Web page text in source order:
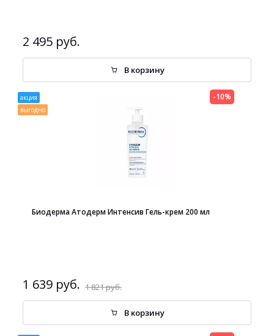
2 495 руб.
В корзину
акция
выгодно
Биодерма Атодерм Интенсив Гель-крем 200 мл
1 639 руб. 1 821 руб.
-10%
В корзину